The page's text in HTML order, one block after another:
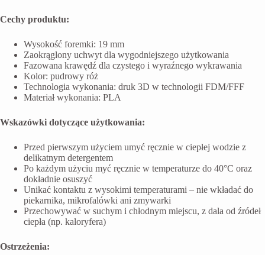
Cechy produktu:
Wysokość foremki: 19 mm
Zaokrąglony uchwyt dla wygodniejszego użytkowania
Fazowana krawędź dla czystego i wyraźnego wykrawania
Kolor: pudrowy róż
Technologia wykonania: druk 3D w technologii FDM/FFF
Materiał wykonania: PLA
Wskazówki dotyczące użytkowania:
Przed pierwszym użyciem umyć ręcznie w ciepłej wodzie z
delikatnym detergentem
Po każdym użyciu myć ręcznie w temperaturze do 40°C oraz
dokładnie osuszyć
Unikać kontaktu z wysokimi temperaturami – nie wkładać do
piekarnika, mikrofalówki ani zmywarki
Przechowywać w suchym i chłodnym miejscu, z dala od źródeł
ciepła (np. kaloryfera)
Ostrzeżenia: